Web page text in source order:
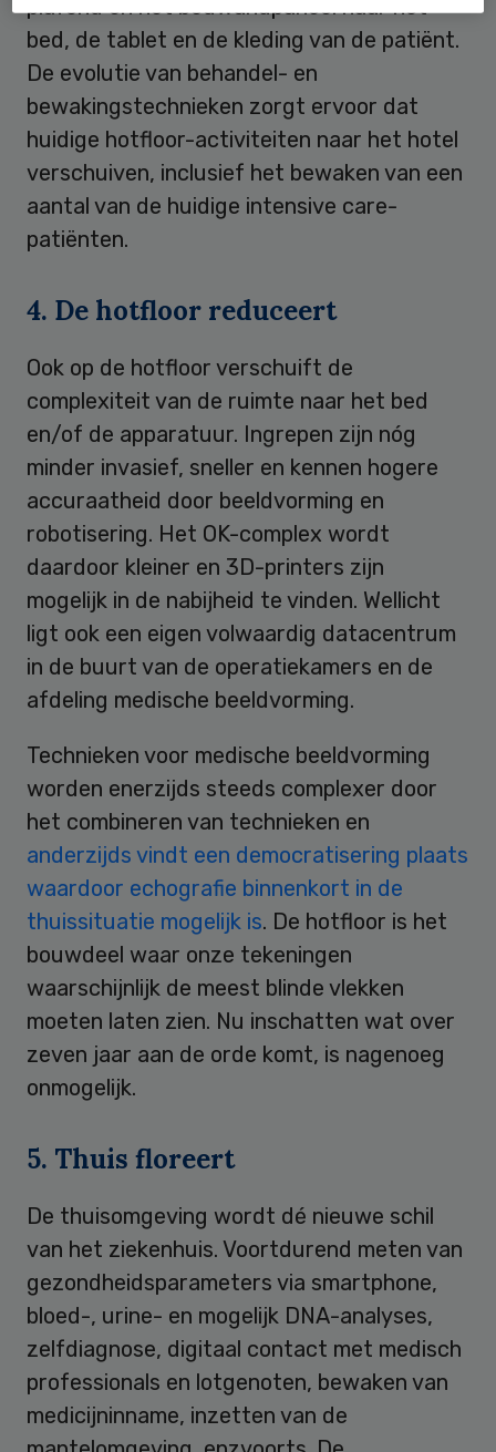
plafond en het bedwandpaneel naar het
bed, de tablet en de kleding van de patiënt.
De evolutie van behandel- en
bewakingstechnieken zorgt ervoor dat
huidige hotfloor-activiteiten naar het hotel
verschuiven, inclusief het bewaken van een
aantal van de huidige intensive care-
patiënten.
4. De hotfloor reduceert
Ook op de hotfloor verschuift de
complexiteit van de ruimte naar het bed
en/of de apparatuur. Ingrepen zijn nóg
minder invasief, sneller en kennen hogere
accuraatheid door beeldvorming en
robotisering. Het OK-complex wordt
daardoor kleiner en 3D-printers zijn
mogelijk in de nabijheid te vinden. Wellicht
ligt ook een eigen volwaardig datacentrum
in de buurt van de operatiekamers en de
afdeling medische beeldvorming.
Technieken voor medische beeldvorming
worden enerzijds steeds complexer door
het combineren van technieken en
anderzijds vindt een democratisering plaats
waardoor echografie binnenkort in de
thuissituatie mogelijk is. De hotfloor is het
bouwdeel waar onze tekeningen
waarschijnlijk de meest blinde vlekken
moeten laten zien. Nu inschatten wat over
zeven jaar aan de orde komt, is nagenoeg
onmogelijk.
5. Thuis floreert
De thuisomgeving wordt dé nieuwe schil
van het ziekenhuis. Voortdurend meten van
gezondheidsparameters via smartphone,
bloed-, urine- en mogelijk DNA-analyses,
zelfdiagnose, digitaal contact met medisch
professionals en lotgenoten, bewaken van
medicijninname, inzetten van de